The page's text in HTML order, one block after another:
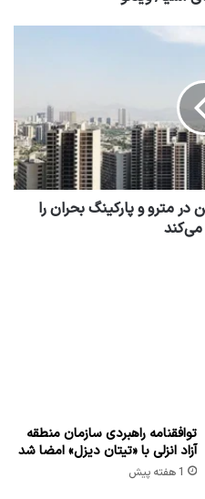
در مترو و پارکینگ بحران را
توافقنامه راهبردی سازمان منطقه
آزاد انزلی با «تیتان دیزل» امضا شد
1 هفته پیش